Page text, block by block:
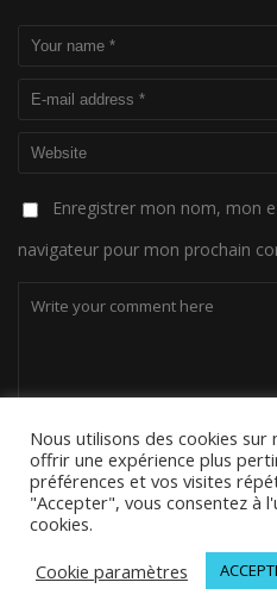
Enregistrer mon nom, mon
navigateur pour mon prochain
Nous utilisons des cookies
offrir une expérience plus
préférences et vos visites
"Accepter", vous consentez à
cookies.
Cookie paramètres